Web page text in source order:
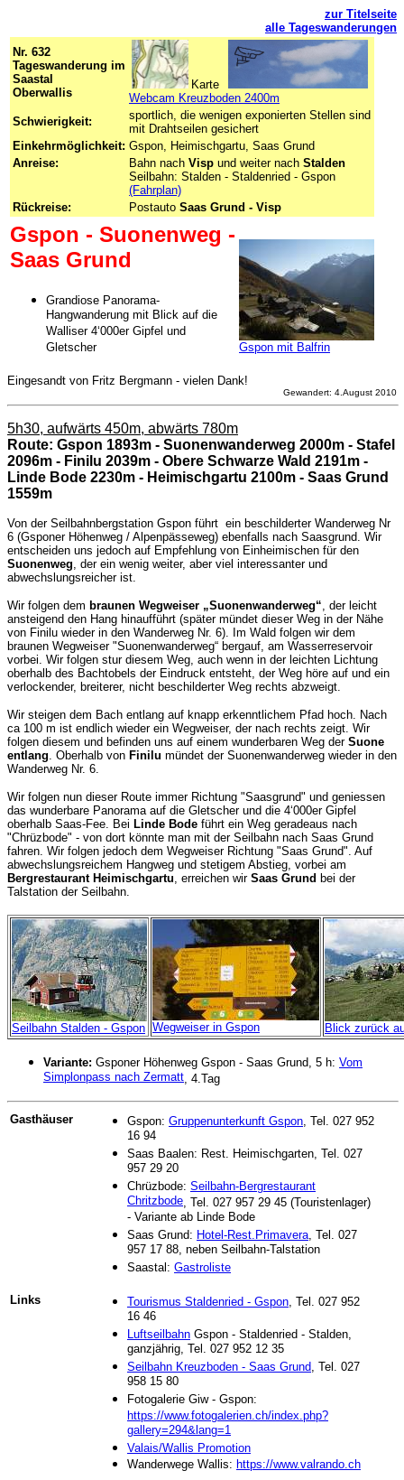
zur Titelseite
alle Tageswanderungen
Nr. 632
Tageswanderung im
Saastal
Oberwallis
Karte
Webcam Kreuzboden 2400m
Schwierigkeit:
sportlich, die wenigen exponierten Stellen sind
mit Drahtseilen gesichert
Einkehrmöglichkeit: Gspon, Heimischgartu, Saas Grund
Anreise:
Bahn nach Visp und weiter nach Stalden
Seilbahn: Stalden - Staldenried - Gspon
(Fahrplan)
Rückreise:
Postauto Saas Grund - Visp
Gspon - Suonenweg -
Saas Grund
Grandiose Panorama-
Hangwanderung mit Blick auf die
Walliser 4‘000er Gipfel und
Gletscher
Gspon mit Balfrin
Eingesandt von Fritz Bergmann - vielen Dank!
Gewandert: 4.August 2010
5h30, aufwärts 450m, abwärts 780m
Route: Gspon 1893m - Suonenwanderweg 2000m - Stafel
2096m - Finilu 2039m - Obere Schwarze Wald 2191m -
Linde Bode 2230m - Heimischgartu 2100m - Saas Grund
1559m
Von der Seilbahnbergstation Gspon führt ein beschilderter Wanderweg Nr
6 (Gsponer Höhenweg / Alpenpässeweg) ebenfalls nach Saasgrund. Wir
entscheiden uns jedoch auf Empfehlung von Einheimischen für den
Suonenweg, der ein wenig weiter, aber viel interessanter und
abwechslungsreicher ist.
Wir folgen dem braunen Wegweiser „Suonenwanderweg“, der leicht
ansteigend den Hang hinaufführt (später mündet dieser Weg in der Nähe
von Finilu wieder in den Wanderweg Nr. 6). Im Wald folgen wir dem
braunen Wegweiser "Suonenwanderweg“ bergauf, am Wasserreservoir
vorbei. Wir folgen stur diesem Weg, auch wenn in der leichten Lichtung
oberhalb des Bachtobels der Eindruck entsteht, der Weg höre auf und ein
verlockender, breiterer, nicht beschilderter Weg rechts abzweigt.
Wir steigen dem Bach entlang auf knapp erkenntlichem Pfad hoch. Nach
ca 100 m ist endlich wieder ein Wegweiser, der nach rechts zeigt. Wir
folgen diesem und befinden uns auf einem wunderbaren Weg der Suone
entlang. Oberhalb von Finilu mündet der Suonenwanderweg wieder in den
Wanderweg Nr. 6.
Wir folgen nun dieser Route immer Richtung "Saasgrund" und geniessen
das wunderbare Panorama auf die Gletscher und die 4‘000er Gipfel
oberhalb Saas-Fee. Bei Linde Bode führt ein Weg geradeaus nach
"Chrüzbode" - von dort könnte man mit der Seilbahn nach Saas Grund
fahren. Wir folgen jedoch dem Wegweiser Richtung "Saas Grund". Auf
abwechslungsreichem Hangweg und stetigem Abstieg, vorbei am
Bergrestaurant Heimischgartu, erreichen wir Saas Grund bei der
Talstation der Seilbahn.
Seilbahn Stalden - Gspon Wegweiser in Gspon Blick zurück
Variante: Gsponer Höhenweg Gspon - Saas Grund, 5 h: Vom
Simplonpass nach Zermatt, 4.Tag
Gasthäuser Gspon: Gruppenunterkunft Gspon, Tel. 027 952
16 94
Saas Baalen: Rest. Heimischgarten, Tel. 027
957 29 20
Chrüzbode: Seilbahn-Bergrestaurant
Chritzbode, Tel. 027 957 29 45 (Touristenlager)
- Variante ab Linde Bode
Saas Grund: Hotel-Rest.Primavera, Tel. 027
957 17 88, neben Seilbahn-Talstation
Saastal: Gastroliste
Links Tourismus Staldenried - Gspon, Tel. 027 952
16 46
Luftseilbahn Gspon - Staldenried - Stalden,
ganzjährig, Tel. 027 952 12 35
Seilbahn Kreuzboden - Saas Grund, Tel. 027
958 15 80
Fotogalerie Giw - Gspon:
https://www.fotogalerien.ch/index.php?
gallery=294&lang=1
Valais/Wallis Promotion
Wanderwege Wallis: https://www.valrando.ch